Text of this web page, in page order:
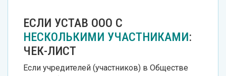
ЕСЛИ УСТАВ ООО С
НЕСКОЛЬКИМИ УЧАСТНИКАМИ:
ЧЕК-ЛИСТ
Если учредителей (участников) в Обществе